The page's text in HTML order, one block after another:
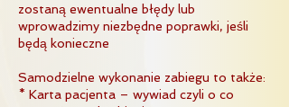
zostaną ewentualne błędy lub
wprowadzimy niezbędne poprawki, jeśli
będą konieczne
Samodzielne wykonanie zabiegu to także:
* Karta pacjenta – wywiad czyli o co